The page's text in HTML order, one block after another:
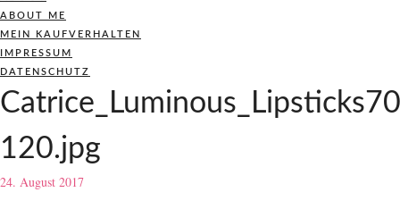
ABOUT ME
MEIN KAUFVERHALTEN
IMPRESSUM
DATENSCHUTZ
120.jpg
24. August 2017